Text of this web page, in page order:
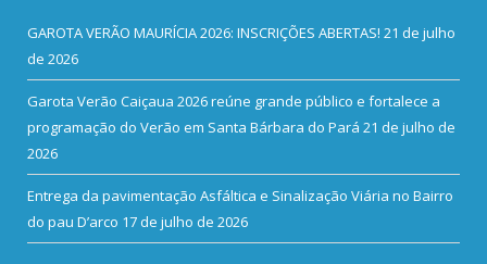
GAROTA VERÃO MAURÍCIA 2026: INSCRIÇÕES ABERTAS! 21 de julho
de 2026
Garota Verão Caiçaua 2026 reúne grande público e fortalece a
programação do Verão em Santa Bárbara do Pará 21 de julho de
2026
Entrega da pavimentação Asfáltica e Sinalização Viária no Bairro
do pau D’arco 17 de julho de 2026